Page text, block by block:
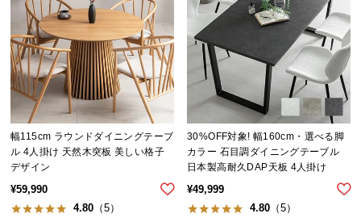
シ
ョ
ピ
ン
グ
幅115cm ラウンドダイニングテーブ
ル 4人掛け 天然木突板 美しい格子
デザイン
¥59,990
4.80 （5）
30%OFF対象! 幅160cm・選べる脚
カラー 石目調ダイニングテーブル
日本製高耐久DAP天板 4人掛け
¥49,999
4.80 （5）